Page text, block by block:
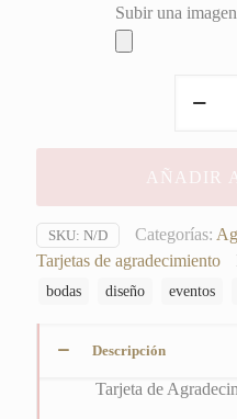
Subir una
cantidad
AÑADIR
SKU: N/D Categorías:
Tarjetas de agradecimiento
bodas
diseño eventos
Descripción
Tarjeta de